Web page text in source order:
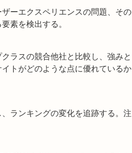
ーエクスペリエンスの問題、その
素を検出する。
ラスの競合他社と比較し、強みと
トがどのような点に優れているか
ランキングの変化を追跡する。注